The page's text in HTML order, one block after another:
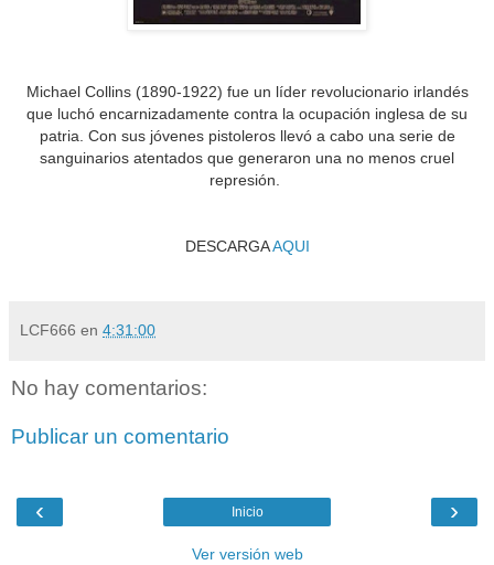
Michael Collins (1890-1922) fue un líder revolucionario irlandés
que luchó encarnizadamente contra la ocupación inglesa de su
patria. Con sus jóvenes pistoleros llevó a cabo una serie de
sanguinarios atentados que generaron una no menos cruel
represión.
DESCARGAAQUI
LCF666 en 4:31:00
No hay comentarios:
Publicar un comentario
‹ ›
Inicio
Ver versión web